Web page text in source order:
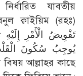
যাবতীয়
ক্বাইয়িম (রহঃ)
يُوجِبُ سُكُونَ